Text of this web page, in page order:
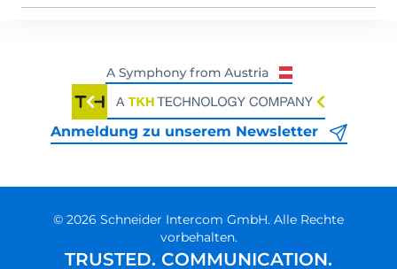
Anmeldung zu unserem Newsletter
© 2026 Schneider Intercom GmbH. Alle Rechte
vorbehalten.
TRUSTED. COMMUNICATION.